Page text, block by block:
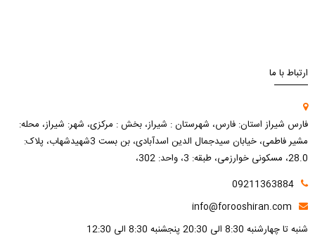
ارتباط با ما
فارس شیراز استان: فارس، شهرستان : شیراز، بخش : مرکزی، شهر: شیراز، محله:
مشیر فاطمی، خیابان سیدجمال الدین اسدآبادی، بن بست 3شهیدشهاب، پلاک:
28.0، مسکونی خوارزمی، طبقه: 3، واحد: 302،
09211363884
info@forooshiran.com
شنبه تا چهارشنبه 8:30 الی 20:30 پنجشنبه 8:30 الی 12:30